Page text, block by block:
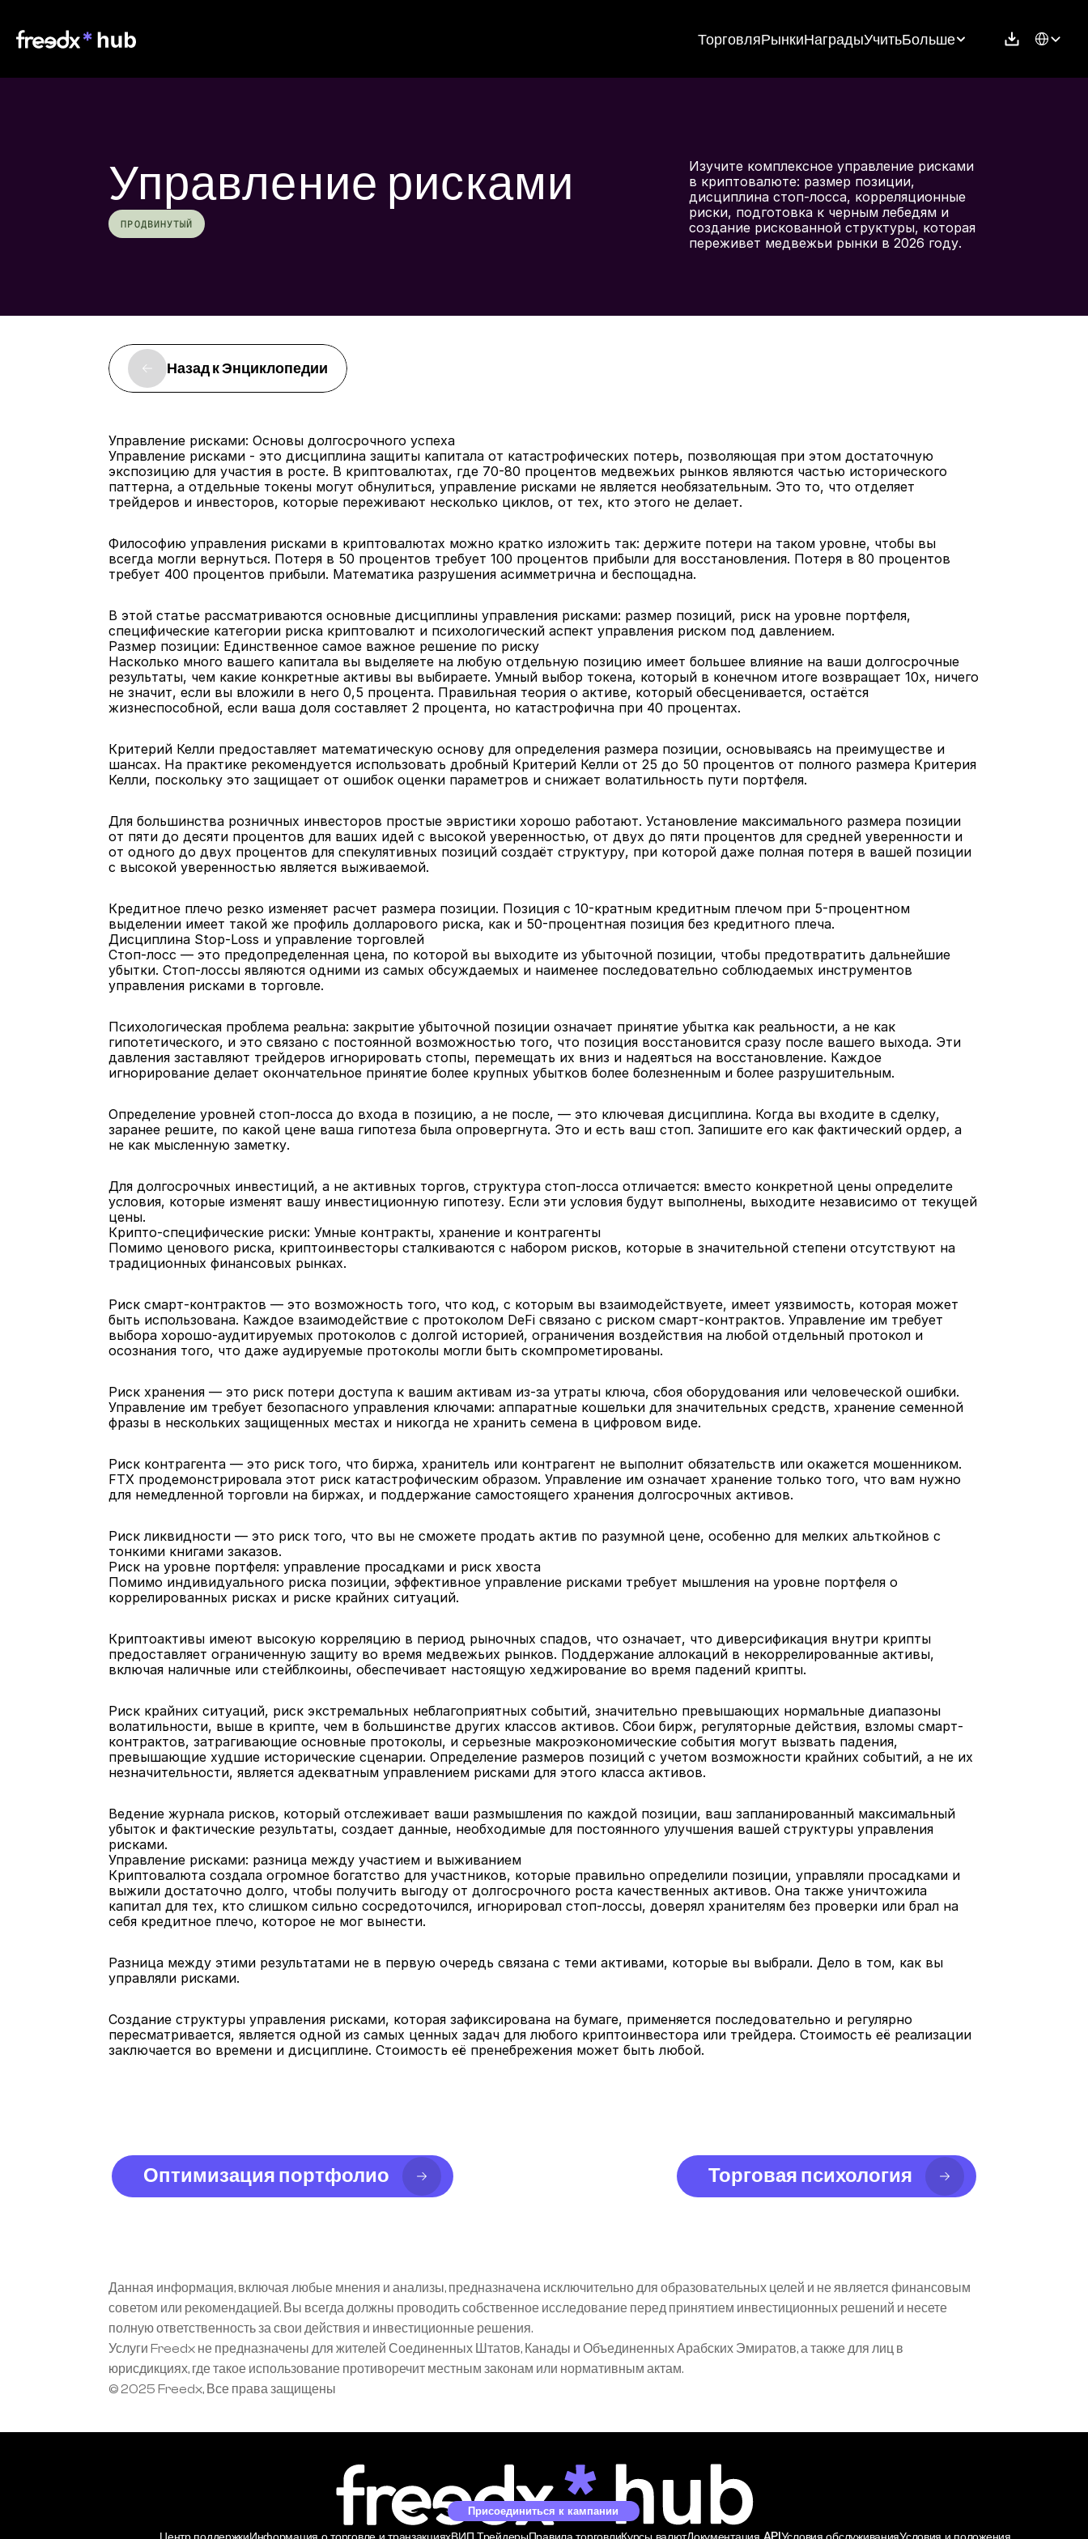
ТорговляРынкиНаградыУчитьБольше Select
Управление рисками
ПРОДВИНУТЫЙ
Изучите комплексное управление рисками
в криптовалюте: размер позиции,
дисциплина стоп-лосса, корреляционные
риски, подготовка к черным лебедям и
создание рискованной структуры, которая
переживет медвежьи рынки в 2026 году.
Назад к Энциклопедии
Управление рисками: Основы долгосрочного успеха
Управление рисками - это дисциплина защиты капитала от катастрофических потерь, позволяющая при этом достаточную
экспозицию для участия в росте. В криптовалютах, где 70-80 процентов медвежьих рынков являются частью исторического
паттерна, а отдельные токены могут обнулиться, управление рисками не является необязательным. Это то, что отделяет
трейдеров и инвесторов, которые переживают несколько циклов, от тех, кто этого не делает.
Философию управления рисками в криптовалютах можно кратко изложить так: держите потери на таком уровне, чтобы вы
всегда могли вернуться. Потеря в 50 процентов требует 100 процентов прибыли для восстановления. Потеря в 80 процентов
требует 400 процентов прибыли. Математика разрушения асимметрична и беспощадна.
В этой статье рассматриваются основные дисциплины управления рисками: размер позиций, риск на уровне портфеля,
специфические категории риска криптовалют и психологический аспект управления риском под давлением.
Размер позиции: Единственное самое важное решение по риску
Насколько много вашего капитала вы выделяете на любую отдельную позицию имеет большее влияние на ваши долгосрочные
результаты, чем какие конкретные активы вы выбираете. Умный выбор токена, который в конечном итоге возвращает 10x, ничего
не значит, если вы вложили в него 0,5 процента. Правильная теория о активе, который обесценивается, остаётся
жизнеспособной, если ваша доля составляет 2 процента, но катастрофична при 40 процентах.
Критерий Келли предоставляет математическую основу для определения размера позиции, основываясь на преимуществе и
шансах. На практике рекомендуется использовать дробный Критерий Келли от 25 до 50 процентов от полного размера Критерия
Келли, поскольку это защищает от ошибок оценки параметров и снижает волатильность пути портфеля.
Для большинства розничных инвесторов простые эвристики хорошо работают. Установление максимального размера позиции
от пяти до десяти процентов для ваших идей с высокой уверенностью, от двух до пяти процентов для средней уверенности и
от одного до двух процентов для спекулятивных позиций создаёт структуру, при которой даже полная потеря в вашей позиции
с высокой уверенностью является выживаемой.
Кредитное плечо резко изменяет расчет размера позиции. Позиция с 10-кратным кредитным плечом при 5-процентном
выделении имеет такой же профиль долларового риска, как и 50-процентная позиция без кредитного плеча.
Дисциплина Stop-Loss и управление торговлей
Стоп-лосс — это предопределенная цена, по которой вы выходите из убыточной позиции, чтобы предотвратить дальнейшие
убытки. Стоп-лоссы являются одними из самых обсуждаемых и наименее последовательно соблюдаемых инструментов
управления рисками в торговле.
Психологическая проблема реальна: закрытие убыточной позиции означает принятие убытка как реальности, а не как
гипотетического, и это связано с постоянной возможностью того, что позиция восстановится сразу после вашего выхода. Эти
давления заставляют трейдеров игнорировать стопы, перемещать их вниз и надеяться на восстановление. Каждое
игнорирование делает окончательное принятие более крупных убытков более болезненным и более разрушительным.
Определение уровней стоп-лосса до входа в позицию, а не после, — это ключевая дисциплина. Когда вы входите в сделку,
заранее решите, по какой цене ваша гипотеза была опровергнута. Это и есть ваш стоп. Запишите его как фактический ордер, а
не как мысленную заметку.
Для долгосрочных инвестиций, а не активных торгов, структура стоп-лосса отличается: вместо конкретной цены определите
условия, которые изменят вашу инвестиционную гипотезу. Если эти условия будут выполнены, выходите независимо от текущей
цены.
Крипто-специфические риски: Умные контракты, хранение и контрагенты
Помимо ценового риска, криптоинвесторы сталкиваются с набором рисков, которые в значительной степени отсутствуют на
традиционных финансовых рынках.
Риск смарт-контрактов — это возможность того, что код, с которым вы взаимодействуете, имеет уязвимость, которая может
быть использована. Каждое взаимодействие с протоколом DeFi связано с риском смарт-контрактов. Управление им требует
выбора хорошо-аудитируемых протоколов с долгой историей, ограничения воздействия на любой отдельный протокол и
осознания того, что даже аудируемые протоколы могли быть скомпрометированы.
Риск хранения — это риск потери доступа к вашим активам из-за утраты ключа, сбоя оборудования или человеческой ошибки.
Управление им требует безопасного управления ключами: аппаратные кошельки для значительных средств, хранение семенной
фразы в нескольких защищенных местах и никогда не хранить семена в цифровом виде.
Риск контрагента — это риск того, что биржа, хранитель или контрагент не выполнит обязательств или окажется мошенником.
FTX продемонстрировала этот риск катастрофическим образом. Управление им означает хранение только того, что вам нужно
для немедленной торговли на биржах, и поддержание самостоящего хранения долгосрочных активов.
Риск ликвидности — это риск того, что вы не сможете продать актив по разумной цене, особенно для мелких альткойнов с
тонкими книгами заказов.
Риск на уровне портфеля: управление просадками и риск хвоста
Помимо индивидуального риска позиции, эффективное управление рисками требует мышления на уровне портфеля о
коррелированных рисках и риске крайних ситуаций.
Криптоактивы имеют высокую корреляцию в период рыночных спадов, что означает, что диверсификация внутри крипты
предоставляет ограниченную защиту во время медвежьих рынков. Поддержание аллокаций в некоррелированные активы,
включая наличные или стейблкоины, обеспечивает настоящую хеджирование во время падений крипты.
Риск крайних ситуаций, риск экстремальных неблагоприятных событий, значительно превышающих нормальные диапазоны
волатильности, выше в крипте, чем в большинстве других классов активов. Сбои бирж, регуляторные действия, взломы смарт-
контрактов, затрагивающие основные протоколы, и серьезные макроэкономические события могут вызвать падения,
превышающие худшие исторические сценарии. Определение размеров позиций с учетом возможности крайних событий, а не их
незначительности, является адекватным управлением рисками для этого класса активов.
Ведение журнала рисков, который отслеживает ваши размышления по каждой позиции, ваш запланированный максимальный
убыток и фактические результаты, создает данные, необходимые для постоянного улучшения вашей структуры управления
рисками.
Управление рисками: разница между участием и выживанием
Криптовалюта создала огромное богатство для участников, которые правильно определили позиции, управляли просадками и
выжили достаточно долго, чтобы получить выгоду от долгосрочного роста качественных активов. Она также уничтожила
капитал для тех, кто слишком сильно сосредоточился, игнорировал стоп-лоссы, доверял хранителям без проверки или брал на
себя кредитное плечо, которое не мог вынести.
Разница между этими результатами не в первую очередь связана с теми активами, которые вы выбрали. Дело в том, как вы
управляли рисками.
Создание структуры управления рисками, которая зафиксирована на бумаге, применяется последовательно и регулярно
пересматривается, является одной из самых ценных задач для любого криптоинвестора или трейдера. Стоимость её реализации
заключается во времени и дисциплине. Стоимость её пренебрежения может быть любой.
Оптимизация портфолио Торговая психология
Данная информация, включая любые мнения и анализы, предназначена исключительно для образовательных целей и не является финансовым
советом или рекомендацией. Вы всегда должны проводить собственное исследование перед принятием инвестиционных решений и несете
полную ответственность за свои действия и инвестиционные решения.
Услуги Freedx не предназначены для жителей Соединенных Штатов, Канады и Объединенных Арабских Эмиратов, а также для лиц в
юрисдикциях, где такое использование противоречит местным законам или нормативным актам.
© 2025 Freedx, Все права защищены
Присоединиться к кампании
Центр поддержкиИнформация о торговле и транзакцияхВИП ТрейдерыПравила торговлиКурсы валютДокументация APIУсловия обслуживанияУсловия и положения